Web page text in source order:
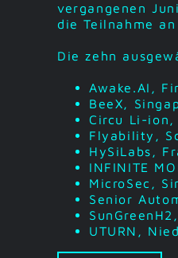
vergangenen
die Teilnahme
Die zehn
Awake.AI,
BeeX,
Circu Li-ion,
Flyability,
HySiLabs,
INFINITE
MicroSec,
Senior
UTURN,